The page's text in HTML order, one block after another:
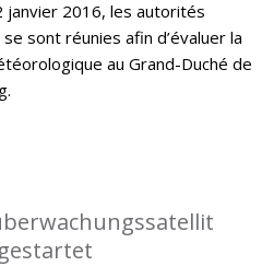
janvier 2016, les autorités
sont réunies afin d’évaluer la
au Grand-Duché de